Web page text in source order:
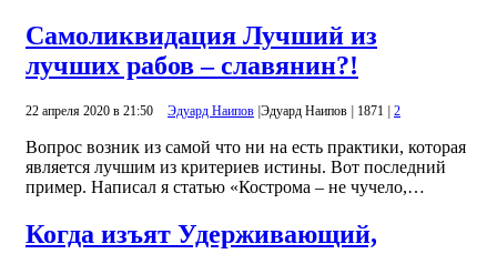
Самоликвидация Лучший из
лучших рабов – славянин?!
22 апреля 2020 в 21:50 Эдуард Наипов Эдуард Наипов 1871 2
Вопрос возник из самой что ни на есть практики, которая
является лучшим из критериев истины. Вот последний
пример. Написал я статью «Кострома – не чучело,…
Когда изъят Удерживающий,